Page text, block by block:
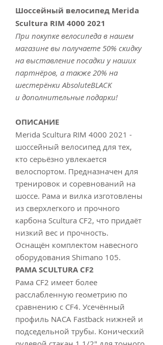
Шоссейный велосипед Merida
Scultura RIM 4000 2021
При покупке велосипеда в нашем
магазине вы получаете 50% скидку
на выставление посадки у наших
партнёров, а также 20% на
шестерёнки AbsoluteBLACK
и дополнительные подарки!
ОПИСАНИЕ
Merida Scultura RIM 4000 2021 -
шоссейный велосипед для тех,
кто серьёзно увлекается
велоспортом. Предназначен для
тренировок и соревнований на
шоссе. Рама и вилка изготовлены
из сверхлегкого и прочного
карбона Scultura CF2, что придаёт
низкий вес и прочность.
Оснащён комплектом навесного
оборудования Shimano 105.
РАМА SCULTURA CF2
Рама CF2 имеет более
расслабленную геометрию по
сравнению с CF4. Усечённый
профиль NACA Fastback нижней и
подседельной трубы. Конический